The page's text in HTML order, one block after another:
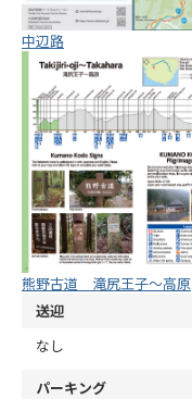
中辺路
熊野古道 滝尻王子～高原
送迎
なし
パーキング